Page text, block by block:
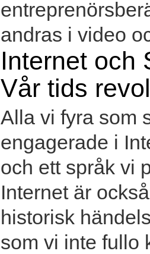
andras i video
Internet och
Vår tids
Alla vi fyra som
engagerade i
och ett språk vi
Internet är
historisk
som vi inte fullo